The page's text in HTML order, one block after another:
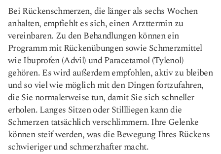
Bei Rückenschmerzen, die länger als sechs Wochen
anhalten, empfiehlt es sich, einen Arzttermin zu
vereinbaren. Zu den Behandlungen können ein
Programm mit Rückenübungen sowie Schmerzmittel
wie Ibuprofen (Advil) und Paracetamol (Tylenol)
gehören. Es wird außerdem empfohlen, aktiv zu bleiben
und so viel wie möglich mit den Dingen fortzufahren,
die Sie normalerweise tun, damit Sie sich schneller
erholen. Langes Sitzen oder Stillliegen kann die
Schmerzen tatsächlich verschlimmern. Ihre Gelenke
können steif werden, was die Bewegung Ihres Rückens
schwieriger und schmerzhafter macht.